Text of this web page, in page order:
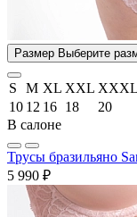
Размер Выберите
S M XL XXL XXXL
10 12 16 18
20
В салоне
Трусы бразильяно
5 990 ₽